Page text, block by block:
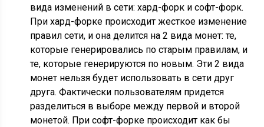
вида изменений в сети: хард-форк и софт-форк.
При хард-форке происходит жесткое изменение
правил сети, и она делится на 2 вида монет: те,
которые генерировались по старым правилам, и
те, которые генерируются по новым. Эти 2 вида
монет нельзя будет использовать в сети друг
друга. Фактически пользователям придется
разделиться в выборе между первой и второй
монетой. При софт-форке происходит как бы